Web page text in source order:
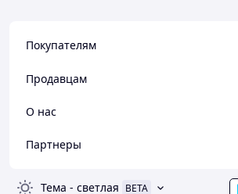
Покупателям
Продавцам
О нас
Партнеры
Тема - светлая BETA